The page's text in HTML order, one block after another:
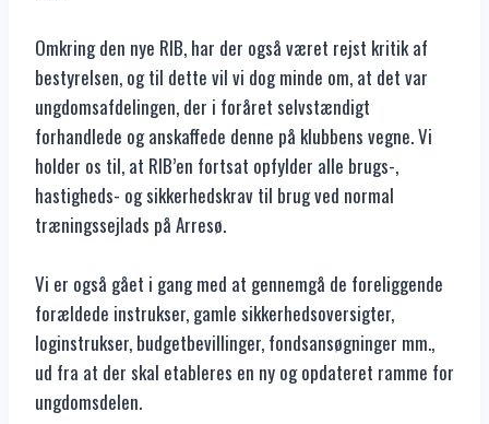
Omkring den nye RIB, har der også været rejst kritik af
bestyrelsen, og til dette vil vi dog minde om, at det var
ungdomsafdelingen, der i foråret selvstændigt
forhandlede og anskaffede denne på klubbens vegne. Vi
holder os til, at RIB’en fortsat opfylder alle brugs-,
hastigheds- og sikkerhedskrav til brug ved normal
træningssejlads på Arresø.
Vi er også gået i gang med at gennemgå de foreliggende
forældede instrukser, gamle sikkerhedsoversigter,
loginstrukser, budgetbevillinger, fondsansøgninger mm.,
ud fra at der skal etableres en ny og opdateret ramme for
ungdomsdelen.